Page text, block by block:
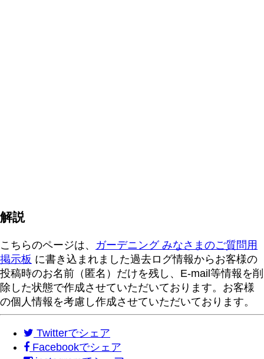
解説
こちらのページは、 ガーデニング みなさまのご質問用
掲示板 に書き込まれました過去ログ情報からお客様の
投稿時のお名前（匿名）だけを残し、E-mail等情報を削
除した状態で作成させていただいております。お客様
の個人情報を考慮し作成させていただいております。
Twitterでシェア
Facebookでシェア